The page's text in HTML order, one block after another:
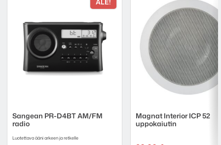
Sangean PR-D4BT AM/FM
radio
Luotettava ääni arkeen ja retkelle
Magnat Interior ICP 52
uppokaiutin